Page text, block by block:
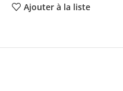
Ajouter à la liste